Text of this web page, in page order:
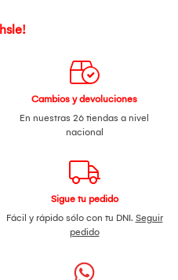
Cambios y devoluciones
En nuestras 26 tiendas a nivel
nacional
Sigue tu pedido
Fácil y rápido sólo con tu DNI. Seguir
pedido